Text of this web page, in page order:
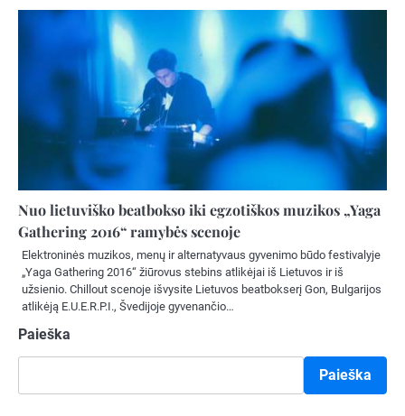
Nuo lietuviško beatbokso iki egzotiškos muzikos „Yaga
Gathering 2016“ ramybės scenoje
Elektroninės muzikos, menų ir alternatyvaus gyvenimo būdo festivalyje
„Yaga Gathering 2016“ žiūrovus stebins atlikėjai iš Lietuvos ir iš
užsienio. Chillout scenoje išvysite Lietuvos beatbokserį Gon, Bulgarijos
atlikėją E.U.E.R.P.I., Švedijoje gyvenančio…
Paieška
Paieška